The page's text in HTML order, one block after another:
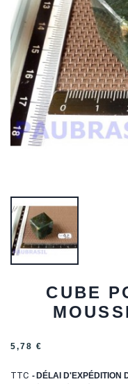
CUBE
5,78 €
TTC
DÉLAI D'EXPÉDITION